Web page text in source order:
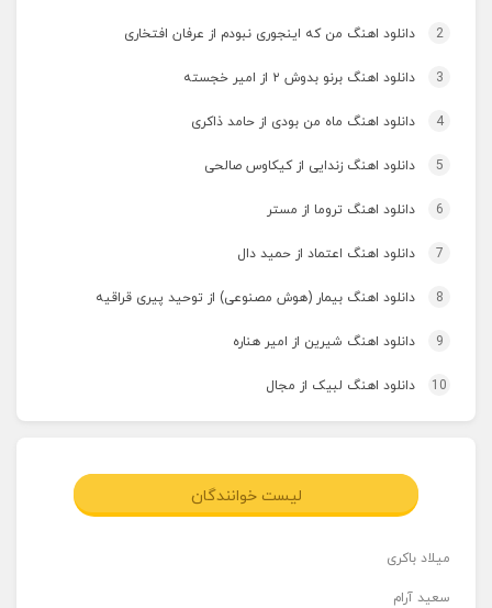
2 دانلود اهنگ من که اینجوری نبودم از عرفان افتخاری
3 دانلود اهنگ برنو بدوش ۲ از امیر خجسته
4 دانلود اهنگ ماه من بودی از حامد ذاکری
5 دانلود اهنگ زندایی از کیکاوس صالحی
6 دانلود اهنگ تروما از مستر
7 دانلود اهنگ اعتماد از حمید دال
8 دانلود اهنگ بیمار (هوش مصنوعی) از توحید پیری قراقیه
9 دانلود اهنگ شیرین از امیر هناره
10 دانلود اهنگ لبیک از مجال
لیست خوانندگان
میلاد باکری
سعید آرام